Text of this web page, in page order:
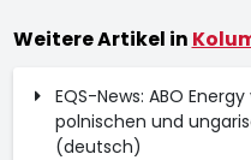
Weitere Artikel in
EQS-News: ABO
polnischen und
(deutsch)